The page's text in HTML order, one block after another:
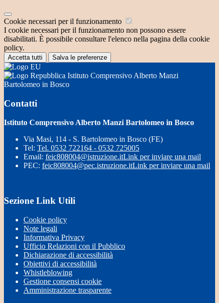
Cookie necessari per il funzionamento
I cookie necessari per il funzionamento non possono essere
disabilitati. È possibile consultare l'elenco nella pagina della cookie
policy.
Accetta tutti Salva le preferenze
Istituto Comprensivo Alberto Manzi
Bartolomeo in Bosco
Contatti
Istituto Comprensivo Alberto Manzi Bartolomeo in Bosco
Via Masi, 114 - S. Bartolomeo in Bosco (FE)
Tel: Tel. 0532 722164 - 0532 725005
Email: feic808004@istruzione.itLink per inviare una mail
PEC: feic808004@pec.istruzione.itLink per inviare una mail
Sezione Link Utili
Cookie policy
Note legali
Informativa Privacy
Ufficio Relazioni con il Pubblico
Dichiarazione di accessibilità
Obiettivi di accessibilità
Whistleblowing
Gestione consensi cookie
Amministrazione trasparente